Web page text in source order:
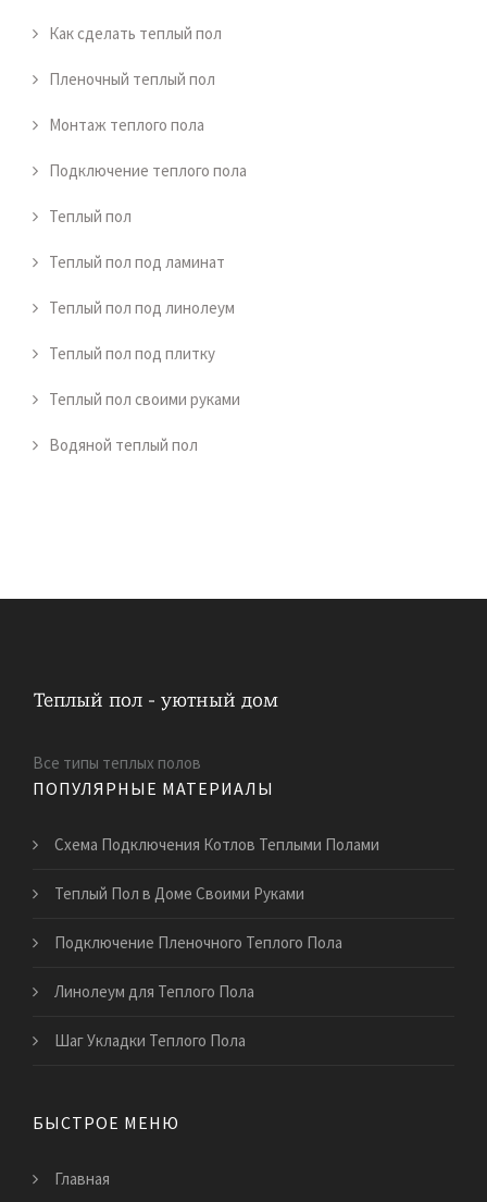
Как сделать теплый пол
Пленочный теплый пол
Монтаж теплого пола
Подключение теплого пола
Теплый пол
Теплый пол под ламинат
Теплый пол под линолеум
Теплый пол под плитку
Теплый пол своими руками
Водяной теплый пол
Все типы теплых полов
ПОПУЛЯРНЫЕ МАТЕРИАЛЫ
Схема Подключения Котлов Теплыми Полами
Теплый Пол в Доме Своими Руками
Подключение Пленочного Теплого Пола
Линолеум для Теплого Пола
Шаг Укладки Теплого Пола
БЫСТРОЕ МЕНЮ
Главная